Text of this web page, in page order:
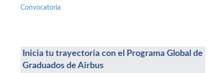
Convocatoria
Inicia tu trayectoria con el Programa Global de
Graduados de Airbus